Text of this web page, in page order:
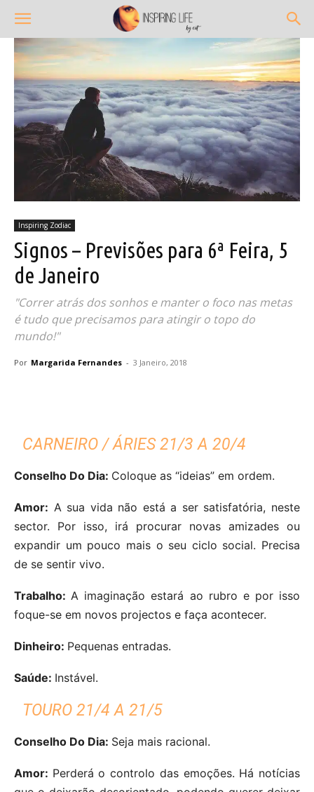
Inspiring Zodiac
Signos – Previsões para 6ª Feira, 5
de Janeiro
"Correr atrás dos sonhos e manter o foco nas metas
é tudo que precisamos para atingir o topo do
mundo!"
Por Margarida Fernandes - 3 Janeiro, 2018
CARNEIRO / ÁRIES 21/3 A 20/4
Conselho Do Dia: Coloque as “ideias” em ordem.
Amor: A sua vida não está a ser satisfatória, neste
sector. Por isso, irá procurar novas amizades ou
expandir um pouco mais o seu ciclo social. Precisa
de se sentir vivo.
Trabalho: A imaginação estará ao rubro e por isso
foque-se em novos projectos e faça acontecer.
Dinheiro: Pequenas entradas.
Saúde: Instável.
TOURO 21/4 A 21/5
Conselho Do Dia: Seja mais racional.
Amor: Perderá o controlo das emoções. Há notícias